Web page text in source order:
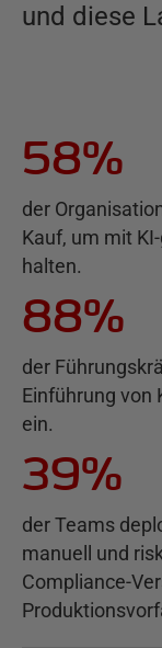
und diese
58%
der
Kauf, um mit
halten.
88%
der
Einführung von
ein.
39%
der Teams
manuell und
Compliance-